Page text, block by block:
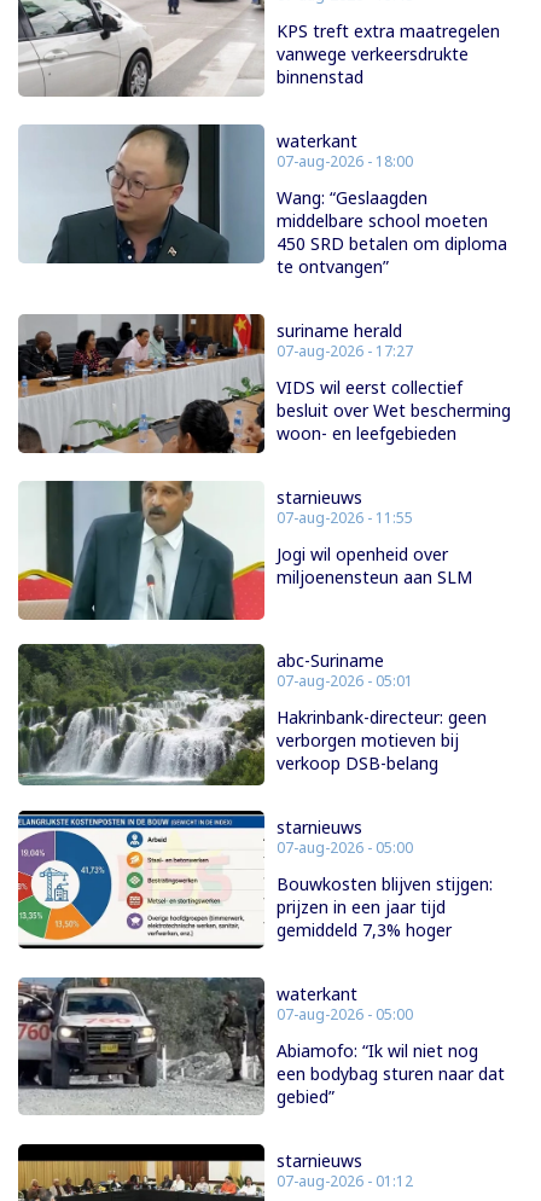
KPS treft extra maatregelen
vanwege verkeersdrukte
binnenstad
waterkant
07-aug-2026 - 18:00
Wang: “Geslaagden
middelbare school moeten
450 SRD betalen om diploma
te ontvangen”
suriname herald
07-aug-2026 - 17:27
VIDS wil eerst collectief
besluit over Wet bescherming
woon- en leefgebieden
starnieuws
07-aug-2026 - 11:55
Jogi wil openheid over
miljoenensteun aan SLM
abc-Suriname
07-aug-2026 - 05:01
Hakrinbank-directeur: geen
verborgen motieven bij
verkoop DSB-belang
starnieuws
07-aug-2026 - 05:00
Bouwkosten blijven stijgen:
prijzen in een jaar tijd
gemiddeld 7,3% hoger
waterkant
07-aug-2026 - 05:00
Abiamofo: “Ik wil niet nog
een bodybag sturen naar dat
gebied”
starnieuws
07-aug-2026 - 01:12